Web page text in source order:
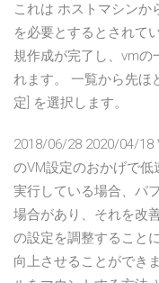
これは ホストマシンか
を必要とするとされて
規作成が完了し、vmの
れます。 一覧から先ほ
定] を選択します。
2018/06/28 2020/04/18
のVM設定のおかげで低
実行している場合、パ
場合があり、それを改
の設定を調整すること
向上させることができ